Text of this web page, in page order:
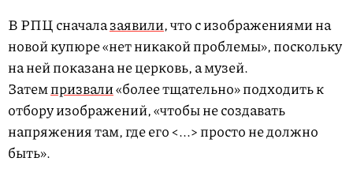
В РПЦ сначалазаявили, что с изображениями на
новой купюре «нет никакой проблемы», поскольку
на ней показана не церковь, а музей.
Затемпризвали«более тщательно» подходить к
отбору изображений, «чтобы не создавать
напряжения там, где его <...> просто не должно
быть».